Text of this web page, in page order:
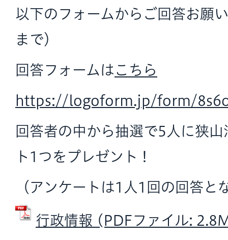
以下のフォームからご回答お願
まで）
回答フォームは こちら
https://logoform.jp/form/
回答者の中から抽選で5人に狭
ト1つをプレゼント！
（アンケートは1人1回の回答と
行政情報 (PDFファイル: